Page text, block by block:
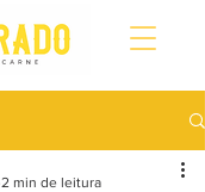
2 min de leitura